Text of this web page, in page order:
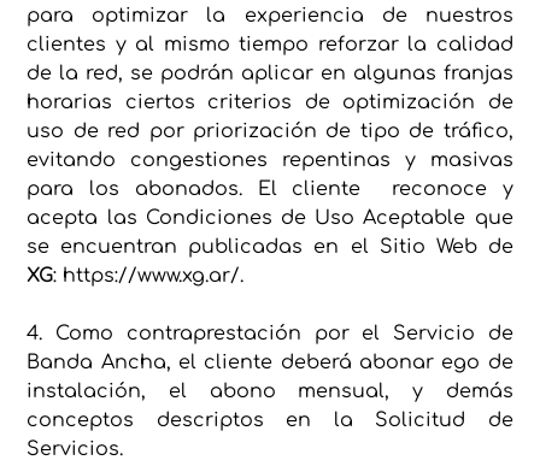
para optimizar la experiencia de nuestros
clientes y al mismo tiempo reforzar la calidad
de la red, se podrán aplicar en algunas franjas
horarias ciertos criterios de optimización de
uso de red por priorización de tipo de tráfico,
evitando congestiones repentinas y masivas
para los abonados. El cliente reconoce y
acepta las Condiciones de Uso Aceptable que
se encuentran publicadas en el Sitio Web de
XG: https://www.xg.ar/.
4. Como contraprestación por el Servicio de
Banda Ancha, el cliente deberá abonar ego de
instalación, el abono mensual, y demás
conceptos descriptos en la Solicitud de
Servicios.